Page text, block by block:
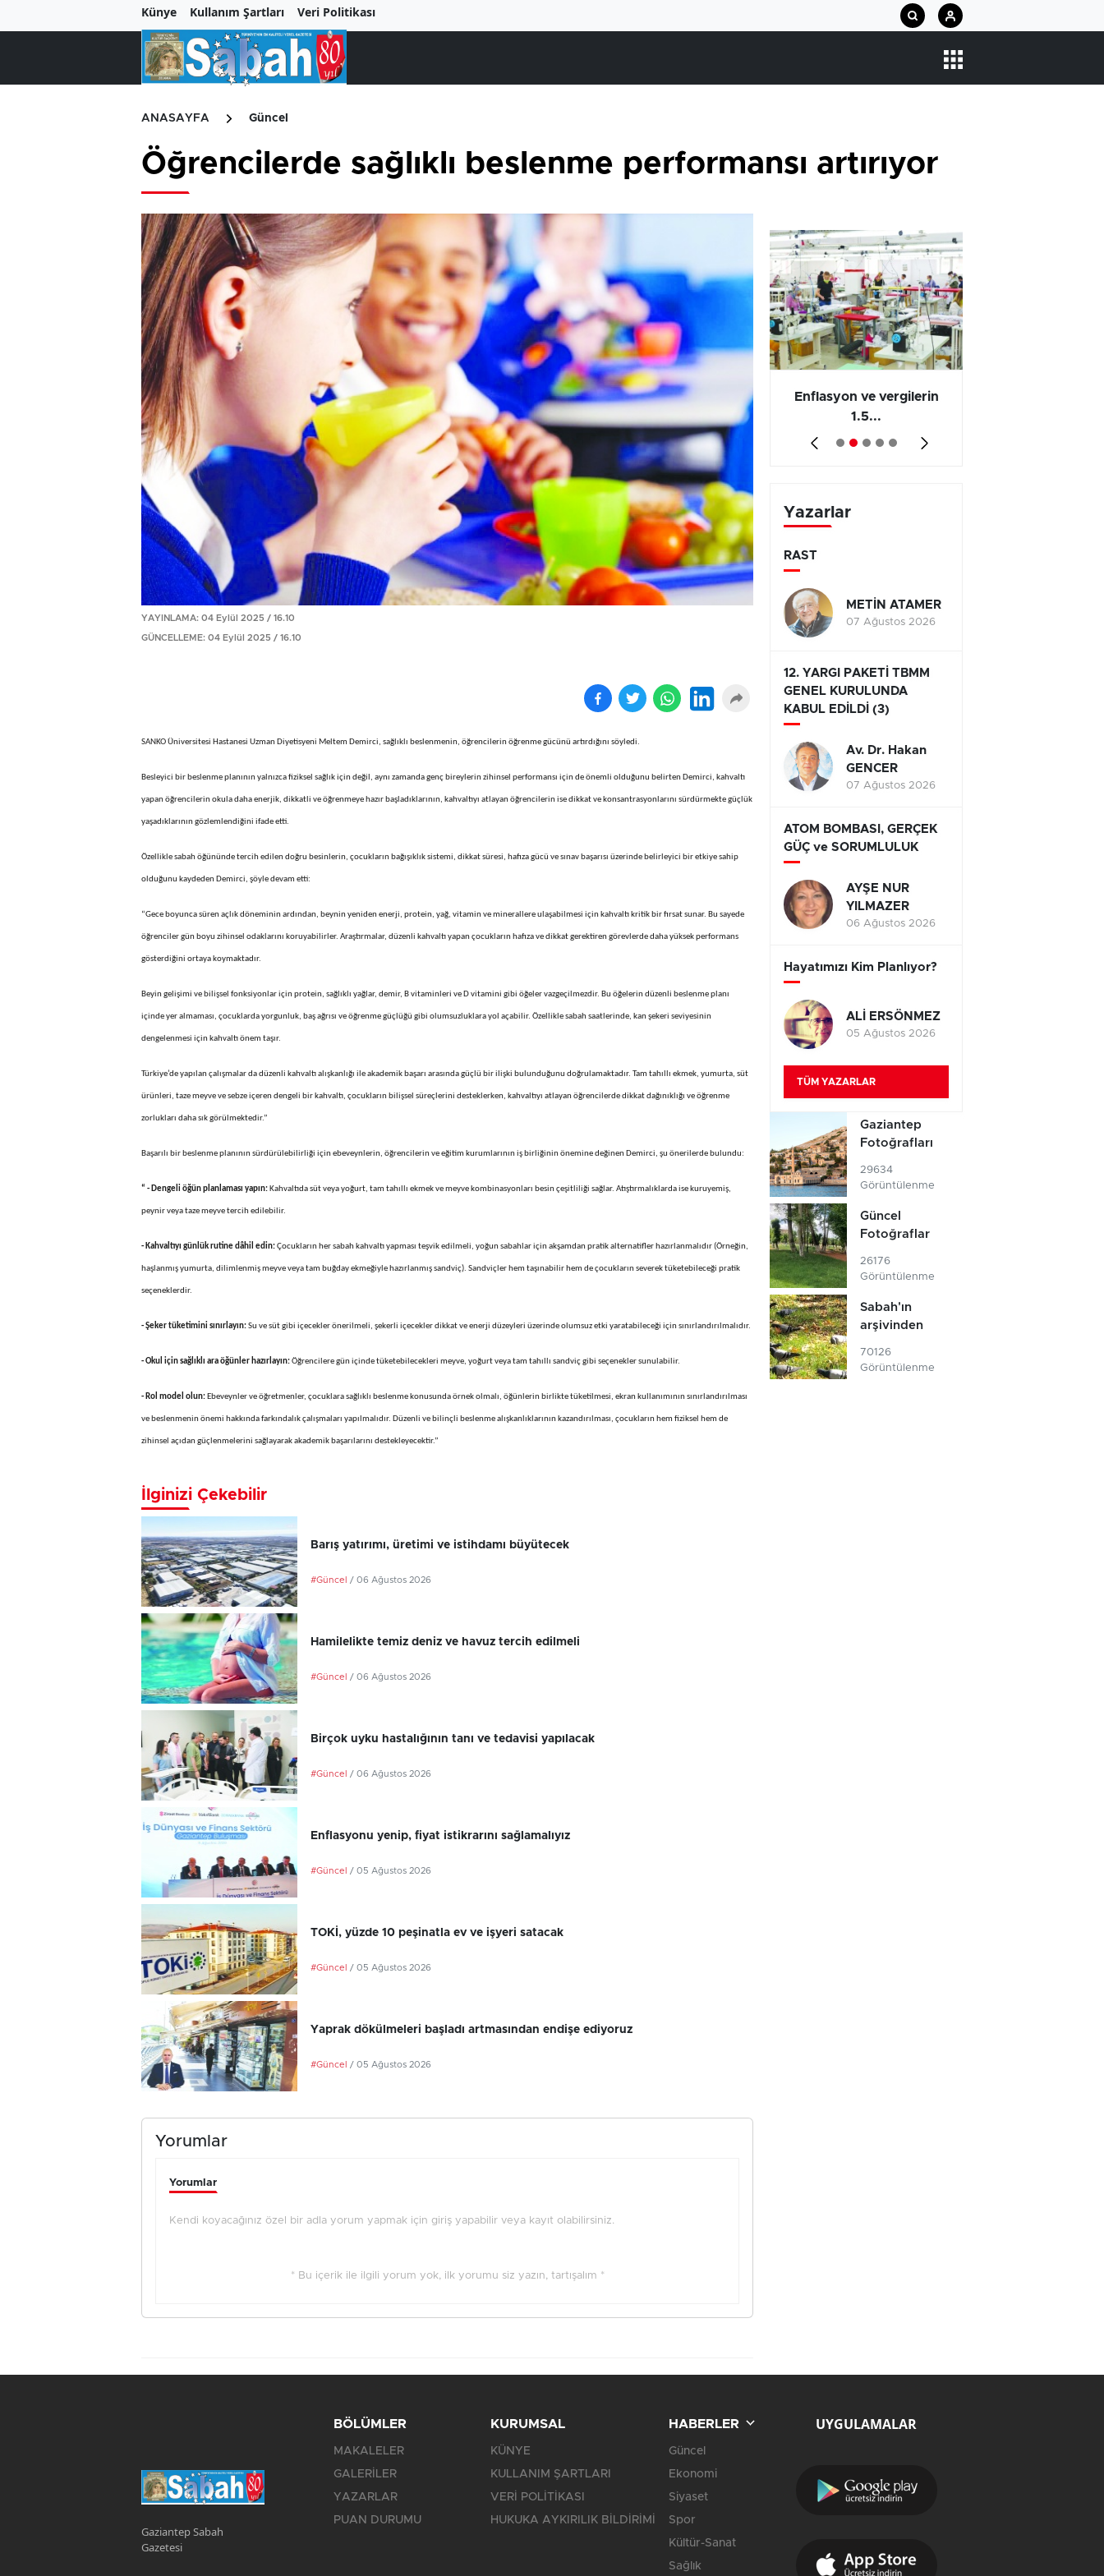
Künye Kullanım Şartları Veri Politikası
ANASAYFA Güncel
Öğrencilerde sağlıklı beslenme performansı artırıyor
YAYINLAMA: 04 Eylül 2025 / 16.10
GÜNCELLEME: 04 Eylül 2025 / 16.10
SANKO Üniversitesi Hastanesi Uzman Diyetisyeni Meltem Demirci, sağlıklı beslenmenin, öğrencilerin öğrenme gücünü artırdığını söyledi.
Besleyici bir beslenme planının yalnızca fiziksel sağlık için değil, aynı zamanda genç bireylerin zihinsel performansı için de önemli olduğunu belirten Demirci, kahvaltı
yapan öğrencilerin okula daha enerjik, dikkatli ve öğrenmeye hazır başladıklarının, kahvaltıyı atlayan öğrencilerin ise dikkat ve konsantrasyonlarını sürdürmekte güçlük
yaşadıklarının gözlemlendiğini ifade etti.
Özellikle sabah öğününde tercih edilen doğru besinlerin, çocukların bağışıklık sistemi, dikkat süresi, hafıza gücü ve sınav başarısı üzerinde belirleyici bir etkiye sahip
olduğunu kaydeden Demirci, şöyle devam etti:
“Gece boyunca süren açlık döneminin ardından, beynin yeniden enerji, protein, yağ, vitamin ve minerallere ulaşabilmesi için kahvaltı kritik bir fırsat sunar. Bu sayede
öğrenciler gün boyu zihinsel odaklarını koruyabilirler. Araştırmalar, düzenli kahvaltı yapan çocukların hafıza ve dikkat gerektiren görevlerde daha yüksek performans
gösterdiğini ortaya koymaktadır.
Beyin gelişimi ve bilişsel fonksiyonlar için protein, sağlıklı yağlar, demir, B vitaminleri ve D vitamini gibi öğeler vazgeçilmezdir. Bu öğelerin düzenli beslenme planı
içinde yer almaması, çocuklarda yorgunluk, baş ağrısı ve öğrenme güçlüğü gibi olumsuzluklara yol açabilir. Özellikle sabah saatlerinde, kan şekeri seviyesinin
dengelenmesi için kahvaltı önem taşır.
Türkiye’de yapılan çalışmalar da düzenli kahvaltı alışkanlığı ile akademik başarı arasında güçlü bir ilişki bulunduğunu doğrulamaktadır. Tam tahıllı ekmek, yumurta, süt
ürünleri, taze meyve ve sebze içeren dengeli bir kahvaltı, çocukların bilişsel süreçlerini desteklerken, kahvaltıyı atlayan öğrencilerde dikkat dağınıklığı ve öğrenme
zorlukları daha sık görülmektedir.”
Başarılı bir beslenme planının sürdürülebilirliği için ebeveynlerin, öğrencilerin ve eğitim kurumlarının iş birliğinin önemine değinen Demirci, şu önerilerde bulundu:
“ - Dengeli öğün planlaması yapın: Kahvaltıda süt veya yoğurt, tam tahıllı ekmek ve meyve kombinasyonları besin çeşitliliği sağlar. Atıştırmalıklarda ise kuruyemiş,
peynir veya taze meyve tercih edilebilir.
- Kahvaltıyı günlük rutine dâhil edin:Çocukların her sabah kahvaltı yapması teşvik edilmeli, yoğun sabahlar için akşamdan pratik alternatifler hazırlanmalıdır (Örneğin,
haşlanmış yumurta, dilimlenmiş meyve veya tam buğday ekmeğiyle hazırlanmış sandviç). Sandviçler hem taşınabilir hem de çocukların severek tüketebileceği pratik
seçeneklerdir.
- Şeker tüketimini sınırlayın:Su ve süt gibi içecekler önerilmeli, şekerli içecekler dikkat ve enerji düzeyleri üzerinde olumsuz etki yaratabileceği için sınırlandırılmalıdır.
- Okul için sağlıklı ara öğünler hazırlayın:Öğrencilere gün içinde tüketebilecekleri meyve, yoğurt veya tam tahıllı sandviç gibi seçenekler sunulabilir.
- Rol model olun: Ebeveynler ve öğretmenler, çocuklara sağlıklı beslenme konusunda örnek olmalı, öğünlerin birlikte tüketilmesi, ekran kullanımının sınırlandırılması
ve beslenmenin önemi hakkında farkındalık çalışmaları yapılmalıdır. Düzenli ve bilinçli beslenme alışkanlıklarının kazandırılması, çocukların hem fiziksel hem de
zihinsel açıdan güçlenmelerini sağlayarak akademik başarılarını destekleyecektir.”
İlginizi Çekebilir
Barış yatırımı, üretimi ve istihdamı büyütecek
#Güncel / 06 Ağustos 2026
Hamilelikte temiz deniz ve havuz tercih edilmeli
#Güncel / 06 Ağustos 2026
Birçok uyku hastalığının tanı ve tedavisi yapılacak
#Güncel / 06 Ağustos 2026
Enflasyonu yenip, fiyat istikrarını sağlamalıyız
#Güncel / 05 Ağustos 2026
TOKİ, yüzde 10 peşinatla ev ve işyeri satacak
#Güncel / 05 Ağustos 2026
Yaprak dökülmeleri başladı artmasından endişe ediyoruz
#Güncel / 05 Ağustos 2026
Yorumlar
Yorumlar
Kendi koyacağınız özel bir adla yorum yapmak için giriş yapabilir veya kayıt olabilirsiniz.
* Bu içerik ile ilgili yorum yok, ilk yorumu siz yazın, tartışalım *
Birçok uyku hastalığının
tan...
En ucuz sigara 120 TL, en
Enflasyon ve vergilerin
1.5...
Yazarlar
RAST
METİN ATAMER
07 Ağustos 2026
12. YARGI PAKETİ TBMM
GENEL KURULUNDA
KABUL EDİLDİ (3)
Av. Dr. Hakan
GENCER
07 Ağustos 2026
ATOM BOMBASI, GERÇEK
GÜÇ ve SORUMLULUK
AYŞE NUR
YILMAZER
06 Ağustos 2026
Hayatımızı Kim Planlıyor?
ALİ ERSÖNMEZ
05 Ağustos 2026
TÜM YAZARLAR
Gaziantep
Fotoğrafları
29634
Görüntülenme
Güncel
Fotoğraflar
26176
Görüntülenme
Sabah'ın
arşivinden
70126
Görüntülenme
Gaziantep Sabah
Gazetesi
BÖLÜMLER
MAKALELER
GALERİLER
YAZARLAR
PUAN DURUMU
KURUMSAL
KÜNYE
KULLANIM ŞARTLARI
VERİ POLİTİKASI
HUKUKA AYKIRILIK BİLDİRİMİ
HABERLER
Güncel
Ekonomi
Siyaset
Spor
Kültür-Sanat
Sağlık
UYGULAMALAR